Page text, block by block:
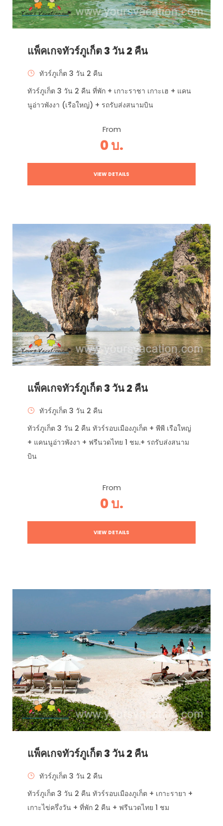
แพ็คเกจทัวร์ภูเก็ต 3 วัน 2 คืน
ทัวร์ภูเก็ต 3 วัน 2 คืน
ทัวร์ภูเก็ต 3 วัน 2 คืน ที่พัก + เกาะราชา เกาะเฮ + แคน
นูอ่าวพังงา (เรือใหญ่) + รถรับส่งสนามบิน
From
0 บ.
VIEW DETAILS
แพ็คเกจทัวร์ภูเก็ต 3 วัน 2 คืน
ทัวร์ภูเก็ต 3 วัน 2 คืน
ทัวร์ภูเก็ต 3 วัน 2 คืน ทัวร์รอบเมืองภูเก็ต + พีพี เรือใหญ่
+ แคนนูอ่าวพังงา + ฟรีนวดไทย 1 ชม.+ รถรับส่งสนาม
บิน
From
0 บ.
VIEW DETAILS
แพ็คเกจทัวร์ภูเก็ต 3 วัน 2 คืน
ทัวร์ภูเก็ต 3 วัน 2 คืน
ทัวร์ภูเก็ต 3 วัน 2 คืน ทัวร์รอบเมืองภูเก็ต + เกาะรายา +
เกาะไข่ครึ่งวัน + ที่พัก 2 คืน + ฟรีนวดไทย 1 ชม